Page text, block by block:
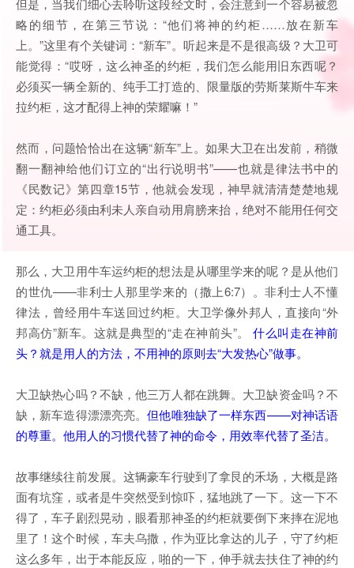
但是，当我们细心去聆听这段经文时，会注意到一个容易被忽
略的细节，在第三节说：“他们将神的约柜……放在新车
上。”这里有个关键词：“新车”。听起来是不是很高级？大卫可
能觉得：“哎呀，这么神圣的约柜，我们怎么能用旧东西呢？
必须买一辆全新的、纯手工打造的、限量版的劳斯莱斯牛车来
拉约柜，这才配得上神的荣耀嘛！”
然而，问题恰恰出在这辆“新车”上。如果大卫在出发前，稍微
翻一翻神给他们订立的“出行说明书”——也就是律法书中的
《民数记》第四章15节，他就会发现，神早就清清楚楚地规
定：约柜必须由利未人亲自动用肩膀来抬，绝对不能用任何交
通工具。
那么，大卫用牛车运约柜的想法是从哪里学来的呢？是从他们
的世仇——非利士人那里学来的（撒上6:7）。非利士人不懂
律法，曾经用牛车送回过约柜。大卫学像外邦人，直接向“外
邦高仿”新车。这就是典型的“走在神前头”。
什么叫走在神前
头？就是用人的方法，不用神的原则去“大发热心”做事。
大卫缺热心吗？不缺，他三万人都在跳舞。大卫缺资金吗？不
缺，新车造得漂漂亮亮。但他唯独缺了一样东西——对神话语
的尊重。他用人的习惯代替了神的命令，用效率代替了圣洁。
故事继续往前发展。这辆豪车行驶到了拿艮的禾场，大概是路
面有坑窪，或者是牛突然受到惊吓，猛地跳了一下。这一下不
得了，车子剧烈晃动，眼看那神圣的约柜就要倒下来摔在泥地
里了！这个时候，车夫乌撒，作为亚比拿达的儿子，守了约柜
这么多年，出于本能反应，啪的一下，伸手就去扶住了神的约